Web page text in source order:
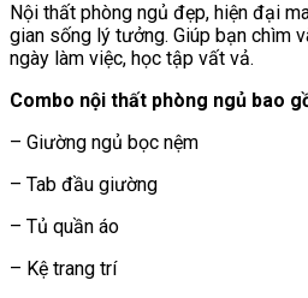
Nội thất phòng ngủ đẹp, hiện đại
gian sống lý tưởng. Giúp bạn chìm
ngày làm việc, học tập vất vả.
Combo nội thất phòng ngủ bao
– Giường ngủ bọc nệm
– Tab đầu giường
– Tủ quần áo
– Kệ trang trí